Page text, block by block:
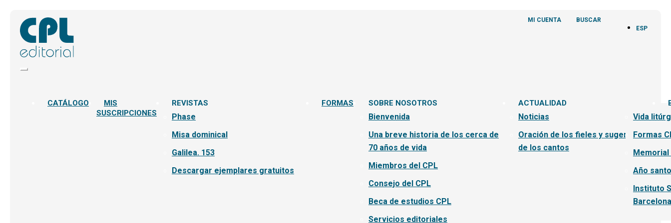
MI CUENTA
BUSCAR
ESP
CATÁLOGO
MIS
SUSCRIPCIONES
REVISTAS
Phase
Misa dominical
Galilea. 153
Descargar ejemplares gratuitos
FORMAS SOBRE NOSOTROS
Bienvenida
Una breve historia de los cerca de
70 años de vida
Miembros del CPL
Consejo del CPL
Beca de estudios CPL
Servicios editoriales
ACTUALIDAD
Noticias
Oración de los fieles y sugerencias
de los cantos
Vida
Formas
Memorial
Año
Instituto
Barcelona